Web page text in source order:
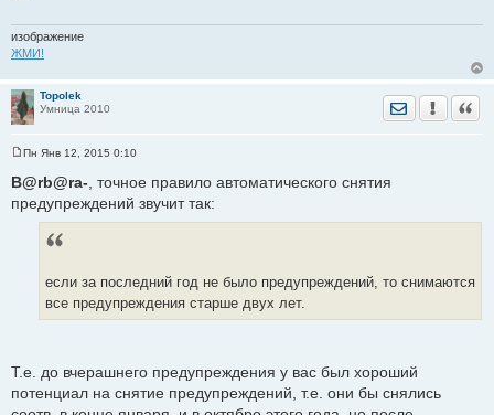
н
и
е
изображение
ЖМИ!
Topolek
Умница 2010
Отправить
о
о
б
Пн Янв 12, 2015 0:10
B@rb@ra- , точное правило автоматического снятия
предупреждений звучит так:
если за последний год не было предупреждений, то снимаются
все предупреждения старше двух лет.
Т.е. до вчерашнего предупреждения у вас был хороший
потенциал на снятие предупреждений, т.е. они бы снялись